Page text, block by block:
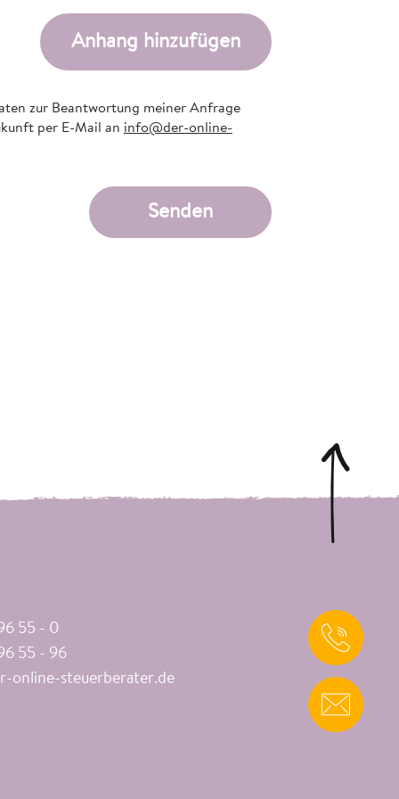
Anhang hinzufügen
zur Beantwortung meiner Anfrage
per E-Mail an info@der-online-
55 - 0
55 - 96
online-steuerberater.de